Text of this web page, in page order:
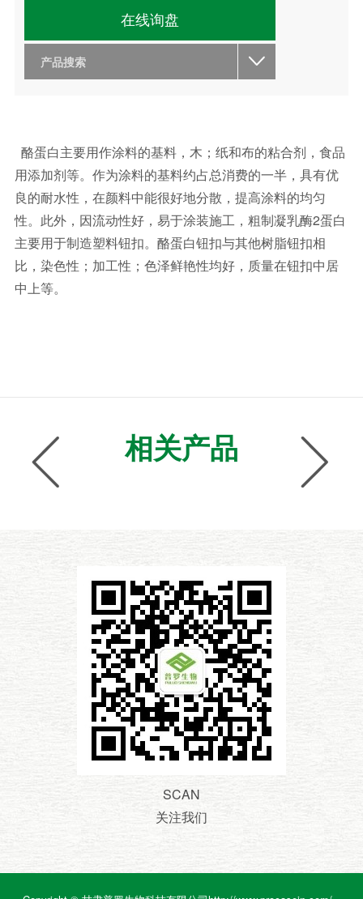
在线询盘
产品搜索 
酪蛋白主要用作涂料的基料，木；纸和布的粘合剂，食品
用添加剂等。作为涂料的基料约占总消费的一半，具有优
良的耐水性 ，在颜料中能很好地分散，提高涂料的均匀
性。此外，因流动性好，易于涂装施工，粗制凝乳酶2蛋白
主要用于制造塑料钮扣。酪蛋白钮扣与其他树脂钮扣相
比，染色性；加工性；色泽鲜艳性均好，质量在钮扣中居
中上等。
相关产品
 
SCAN
关注我们